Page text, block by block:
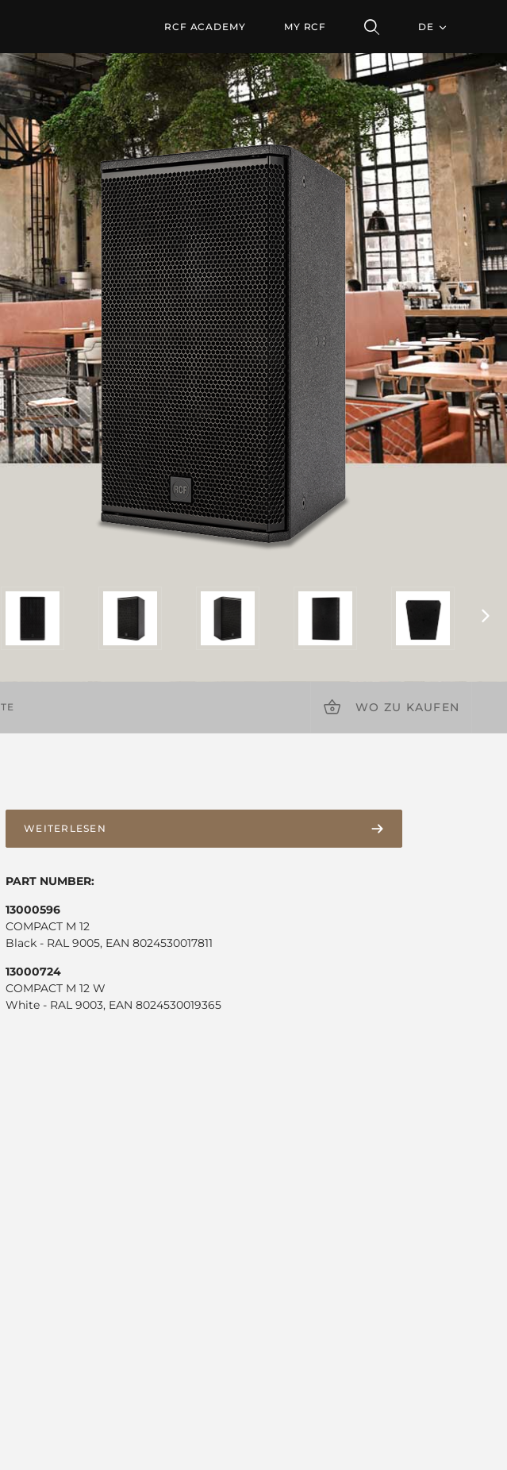
RCF ACADEMY MY RCF DE
WO ZU KAUFEN
WEITERLESEN
PART NUMBER:
13000596
COMPACT M 12
Black - RAL 9005, EAN 8024530017811
13000724
COMPACT M 12 W
White - RAL 9003, EAN 8024530019365